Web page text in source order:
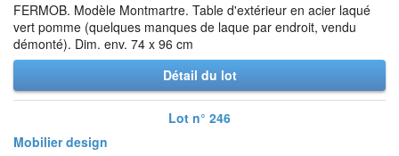
FERMOB. Modèle Montmartre. Table d'extérieur en acier laqué
vert pomme (quelques manques de laque par endroit, vendu
démonté). Dim. env. 74 x 96 cm
Détail du lot
Lot n° 246
Mobilier design